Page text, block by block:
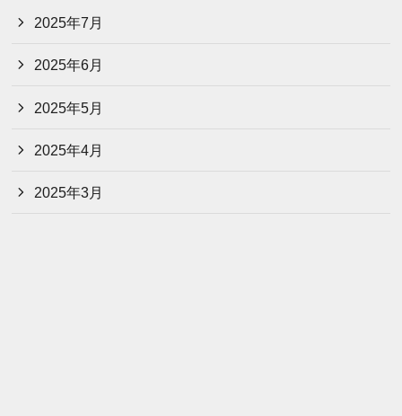
2025年7月
2025年6月
2025年5月
2025年4月
2025年3月